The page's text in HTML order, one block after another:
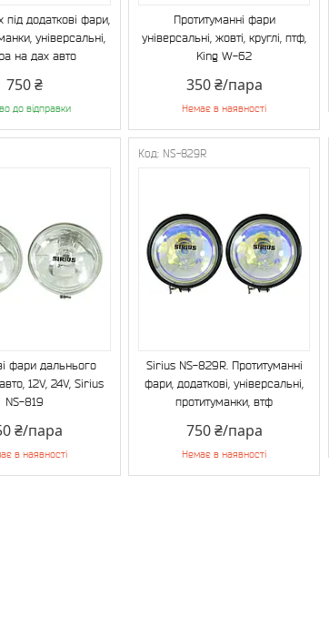
під додаткові фари,
універсальні,
на дах авто
750 ₴
до відправки
Протитуманні фари
універсальні, жовті, круглі, птф,
King W-62
350 ₴/пара
Немає в наявності
фари дальнього
12V, 24V, Sirius
NS-819
₴/пара
в наявності
NS-829R
Sirius NS-829R. Протитуманні
фари, додаткові, універсальні,
протитуманки, втф
750 ₴/пара
Немає в наявності